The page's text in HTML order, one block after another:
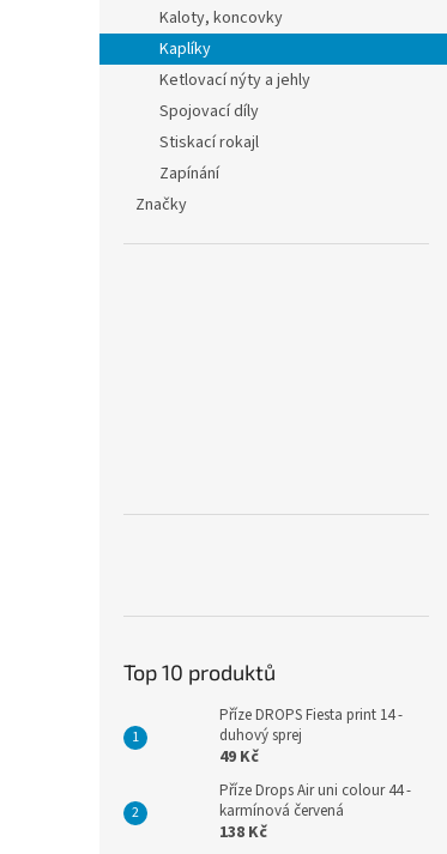
Kaloty, koncovky
Kaplíky
Ketlovací nýty a jehly
Spojovací díly
Stiskací rokajl
Zapínání
Značky
Top 10 produktů
Příze DROPS Fiesta print 14 -
duhový sprej
49 Kč
Příze Drops Air uni colour 44 -
karmínová červená
138 Kč